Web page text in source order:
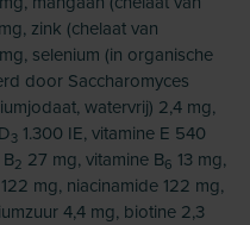
zink (chelaat van
selenium (in organische
door Saccharomyces
watervrij) 2,4 mg,
3 1.300 IE, vitamine E 540
2 27 mg, vitamine B6 13 mg,
mg, niacinamide 122 mg,
4,4 mg, biotine 2,3